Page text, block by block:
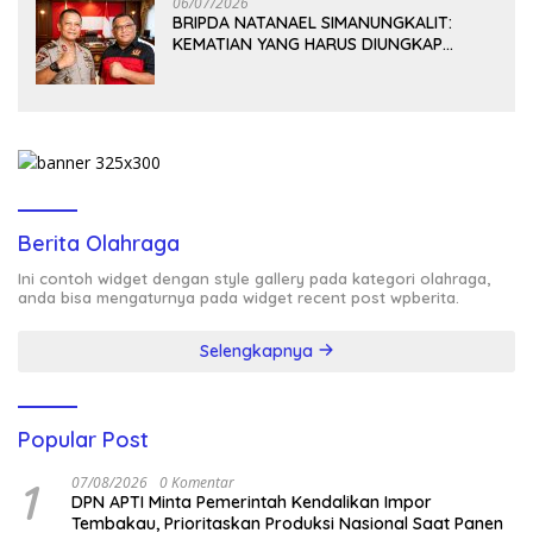
BRIPDA NATANAEL SIMANUNGKALIT:
KEMATIAN YANG HARUS DIUNGKAP
Berita Olahraga
Ini contoh widget dengan style gallery pada kategori olahraga,
anda bisa mengaturnya pada widget recent post wpberita.
Selengkapnya
Popular Post
1 07/08/2026 0 Komentar
DPN APTI Minta Pemerintah Kendalikan Impor
Tembakau, Prioritaskan Produksi Nasional Saat Panen